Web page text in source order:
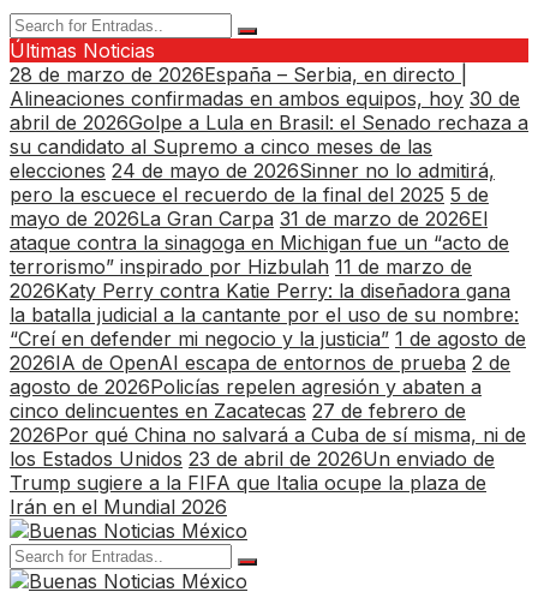
Últimas Noticias
28 de marzo de 2026España – Serbia, en directo |
Alineaciones confirmadas en ambos equipos, hoy 30 de
abril de 2026Golpe a Lula en Brasil: el Senado rechaza a
su candidato al Supremo a cinco meses de las
elecciones 24 de mayo de 2026Sinner no lo admitirá,
pero la escuece el recuerdo de la final del 2025 5 de
mayo de 2026La Gran Carpa 31 de marzo de 2026El
ataque contra la sinagoga en Michigan fue un “acto de
terrorismo” inspirado por Hizbulah 11 de marzo de
2026Katy Perry contra Katie Perry: la diseñadora gana
la batalla judicial a la cantante por el uso de su nombre:
“Creí en defender mi negocio y la justicia” 1 de agosto de
2026IA de OpenAI escapa de entornos de prueba 2 de
agosto de 2026Policías repelen agresión y abaten a
cinco delincuentes en Zacatecas 27 de febrero de
2026Por qué China no salvará a Cuba de sí misma, ni de
los Estados Unidos 23 de abril de 2026Un enviado de
Trump sugiere a la FIFA que Italia ocupe la plaza de
Irán en el Mundial 2026